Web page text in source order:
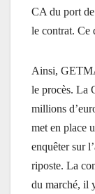
CA du port
le contrat. Ce
Ainsi,
le procès. La
millions
met en place
enquêter sur
riposte. La
du marché, il